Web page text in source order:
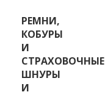
РЕМНИ,
КОБУРЫ
И
СТРАХОВОЧНЫЕ
ШНУРЫ
И